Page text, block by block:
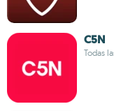
C5N
Todas